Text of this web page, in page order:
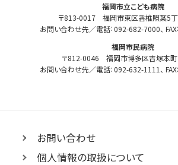
機
構
福岡市立こども病院
〒813-0017 福岡市東区香椎照葉5
お問い合わせ先／電話: 092-682-7000、 FAX:
福岡市民病院
〒812-0046 福岡市博多区吉塚本
お問い合わせ先／電話: 092-632-1111、 FAX:
お問い合わせ
個人情報の取扱について